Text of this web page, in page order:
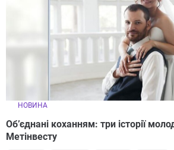
НОВИНА
Об’єднані коханням: три історії
Метінвесту